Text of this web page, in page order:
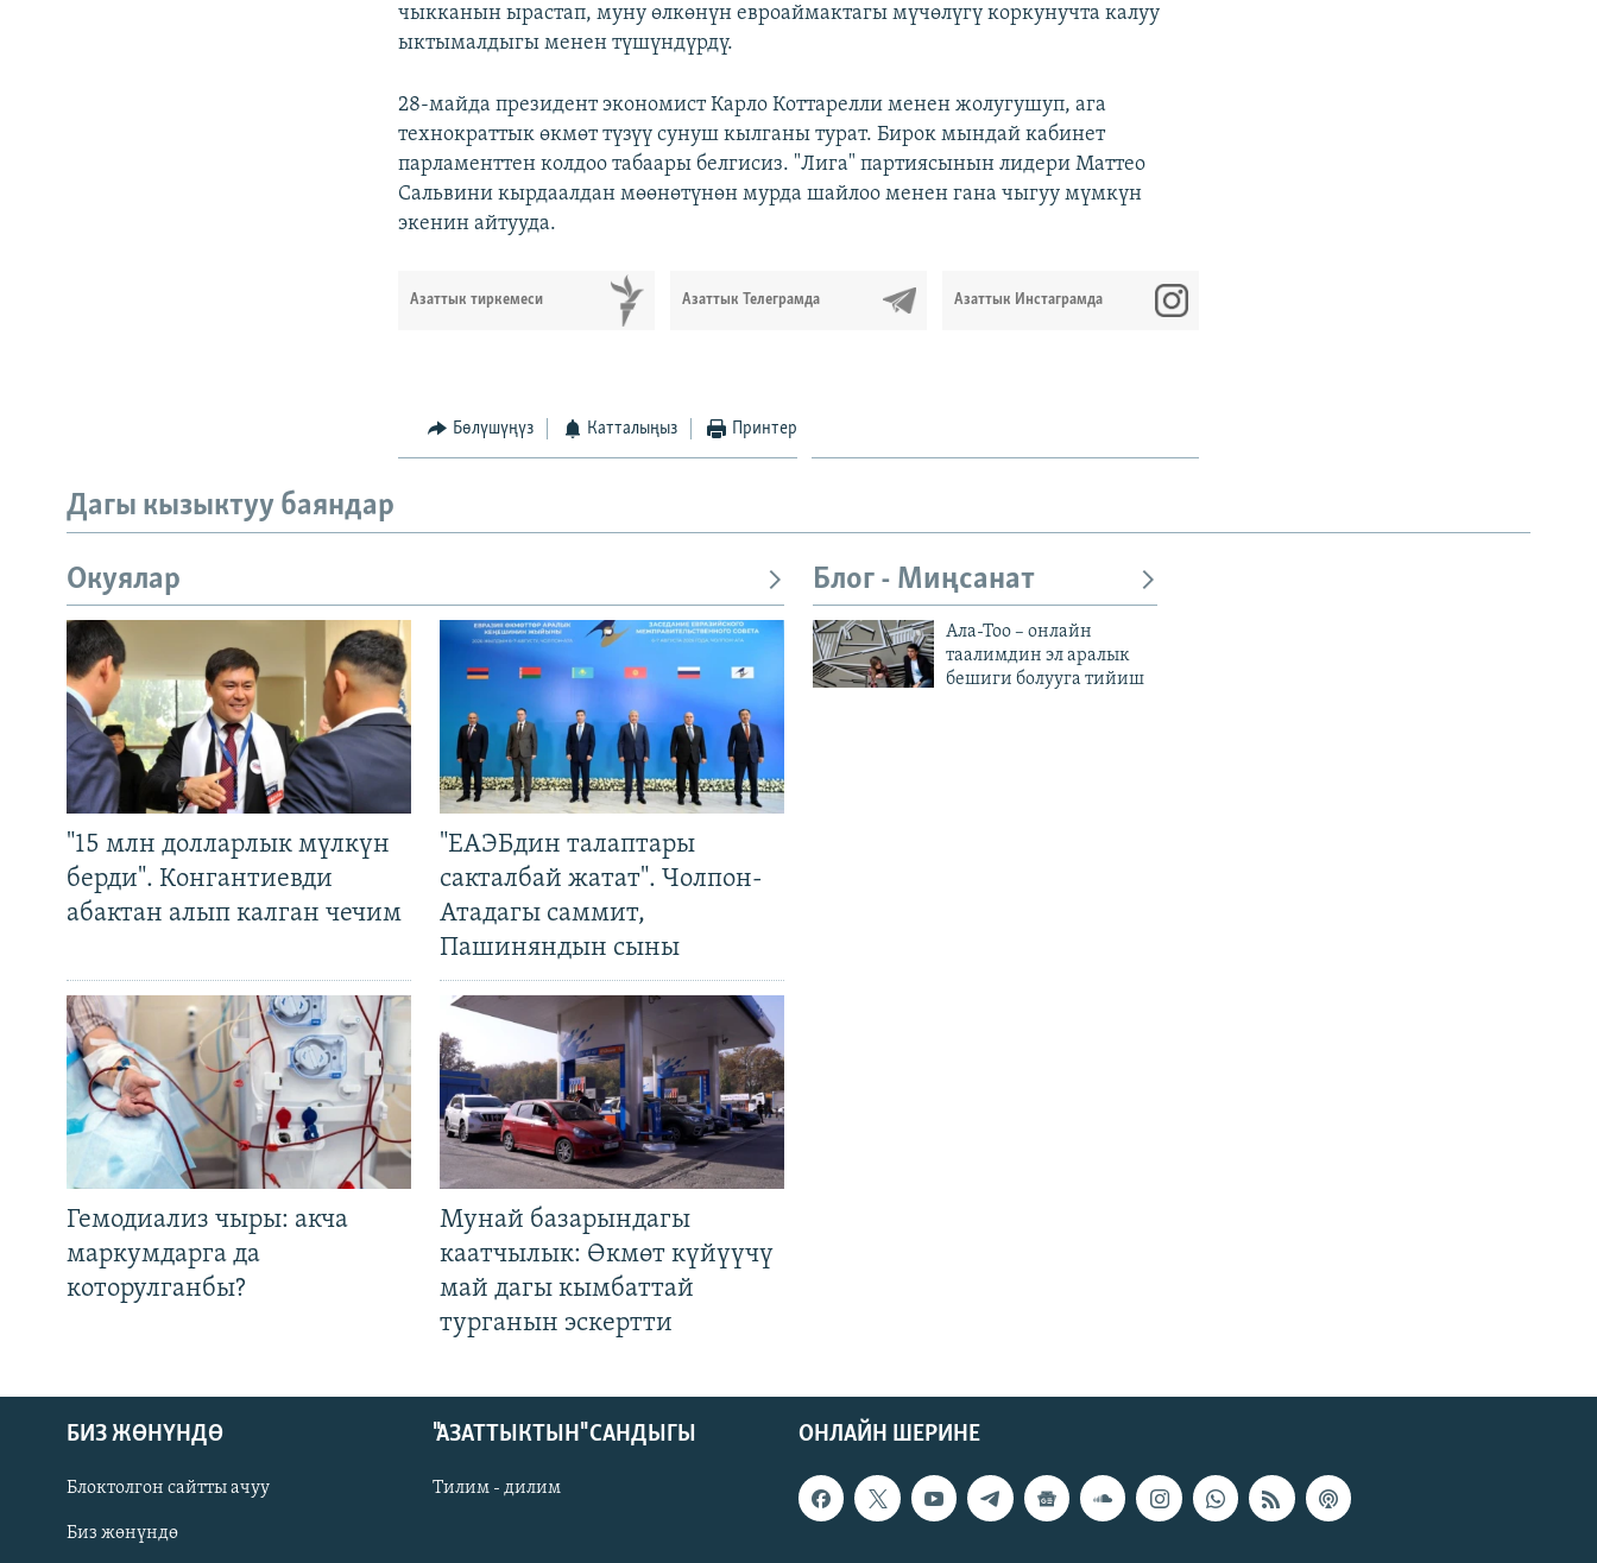
чыкканын ырастап, муну өлкөнүн евроаймактагы мүчөлүгү коркунучта калуу
ыктымалдыгы менен түшүндүрдү.
28-майда президент экономист Карло Коттарелли менен жолугушуп, ага
технократтык өкмөт түзүү сунуш кылганы турат. Бирок мындай кабинет
парламенттен колдоо табаары белгисиз. "Лига" партиясынын лидери Маттео
Сальвини кырдаалдан мөөнөтүнөн мурда шайлоо менен гана чыгуу мүмкүн
экенин айтууда.
Азаттык тиркемеси Азаттык Телеграмда Азаттык Инстаграмда
Бөлүшүңүз Катталыңыз Принтер
Дагы кызыктуу баяндар
Окуялар
"15 млн долларлык мүлкүн
берди". Конгантиевди
абактан алып калган чечим
"ЕАЭБдин талаптары
сакталбай жатат". Чолпон-
Атадагы саммит,
Пашиняндын сыны
Гемодиализ чыры: акча
маркумдарга да
которулганбы?
Мунай базарындагы
каатчылык: Өкмөт күйүүчү
май дагы кымбаттай
турганын эскертти
Блог - Миңсанат
Ала-Тоо – онлайн
таалимдин эл аралык
бешиги болууга тийиш
ОНЛАЙН ШЕРИНЕ
БИЗ ЖӨНҮНДӨ
Блоктолгон сайтты ачуу
Биз жөнүндө
"АЗАТТЫКТЫН" САНДЫГЫ
Тилим - дилим